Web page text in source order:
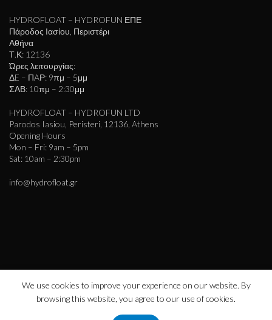
HYDROFLOAT – HYDROFUN ΕΠΕ
Πάροδος Ιασίου, Περιστέρι
Αθήνα
Τ.Κ: 12136
Ώρες λειτουργίας:
ΔE – ΠAΡ: 9πμ – 5μμ
ΣΑΒ: 10πμ – 2:30μμ
HYDROFLOAT – HYDROFUN LTD
Parodos Iasiou, Peristeri, 12136, Athens
Opening Hours
Mon – Fri: 9am – 5pm
Sat: 10am – 2:30pm
info@hydrofloat.gr
We use cookies to improve your experience on our website. By
browsing this website, you agree to our use of cookies.